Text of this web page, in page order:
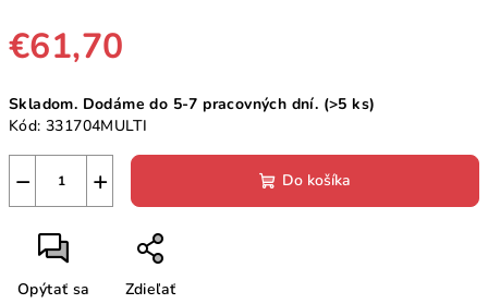
€61,70
cena:
Skladom. Dodáme do 5-7 pracovných dní. (>5 ks)
Kód: 331704MULTI
+
− Do košíka
Opýtať sa Zdieľať